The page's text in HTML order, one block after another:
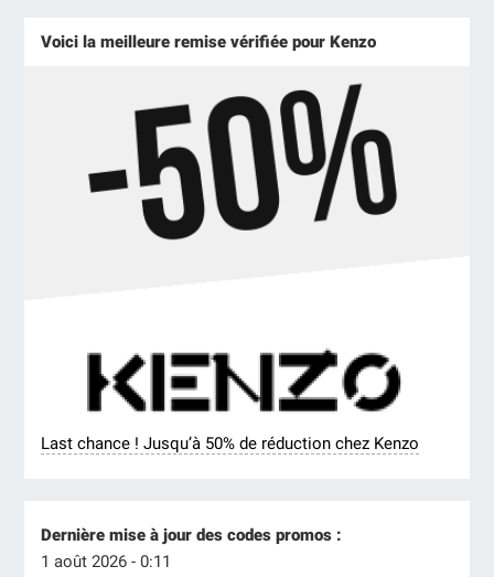
Voici la meilleure remise vérifiée pour Kenzo
Last chance ! Jusqu’à 50% de réduction chez Kenzo
Dernière mise à jour des codes promos :
1 août 2026 - 0:11